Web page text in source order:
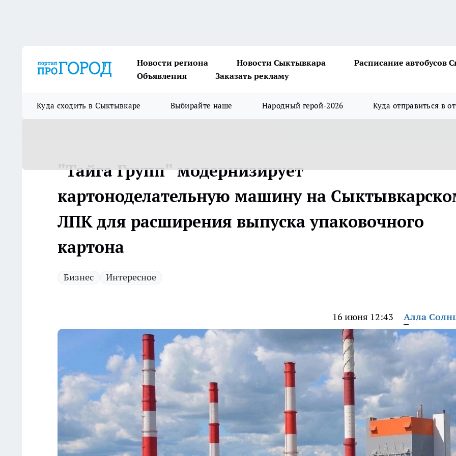
Новости региона Новости Сыктывкара
Расписание автобусов
Объявления
Заказать рекламу
Куда сходить в Сыктывкаре Выбирайте наше Народный герой-2026 Куда отправиться в
"Тайга Групп" модернизирует
картоноделательную машину на
ЛПК для расширения выпуска упаковочного
картона
Бизнес Интересное
16 июня 12:43 Алла